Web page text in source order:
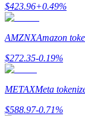
Học cách duy
$423.96+0.49%
AMZNXAmazon
$272.35-0.19%
METAXMeta
$588.97-0.71%